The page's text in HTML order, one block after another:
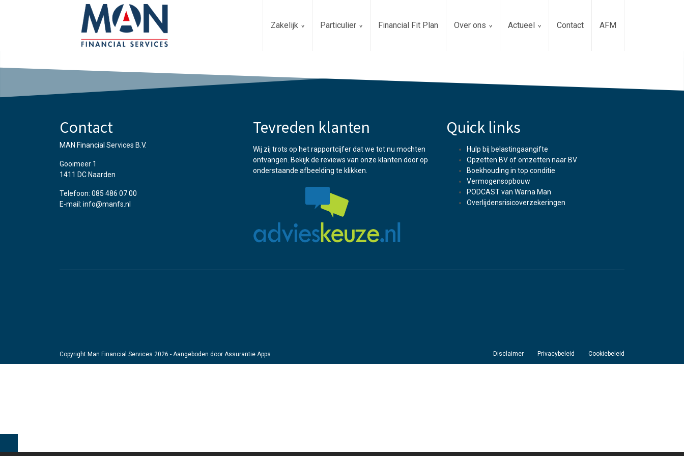
Zakelijk Particulier Financial Fit Plan Over ons Actueel Contact AFM
Contact
MAN Financial Services B.V.
Gooimeer 1
1411 DC Naarden
Telefoon: 085 486 07 00
E-mail: info@manfs.nl
Tevreden klanten
Wij zij trots op het rapportcijfer dat we tot nu mochten
ontvangen. Bekijk de reviews van onze klanten door op
onderstaande afbeelding te klikken.
Quick links
Hulp bij belastingaangifte
Opzetten BV of omzetten naar BV
Boekhouding in top conditie
Vermogensopbouw
PODCAST van Warna Man
Overlijdensrisicoverzekeringen
Copyright Man Financial Services 2026 - Aangeboden door Assurantie Apps Disclaimer Privacybeleid Cookiebeleid